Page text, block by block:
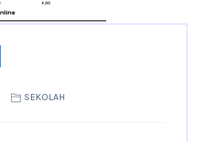
SEKOLAH